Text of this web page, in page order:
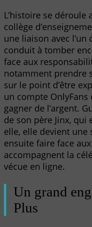
L’histoire se déroule
collège
une liaison avec l’un
conduit à tomber
face aux
notamment prendre
sur le point d’être
un compte
gagner de l’argent.
de son père Jinx,
elle, elle devient
ensuite faire face
accompagnent la
vécue en ligne.
Un grand
Plus